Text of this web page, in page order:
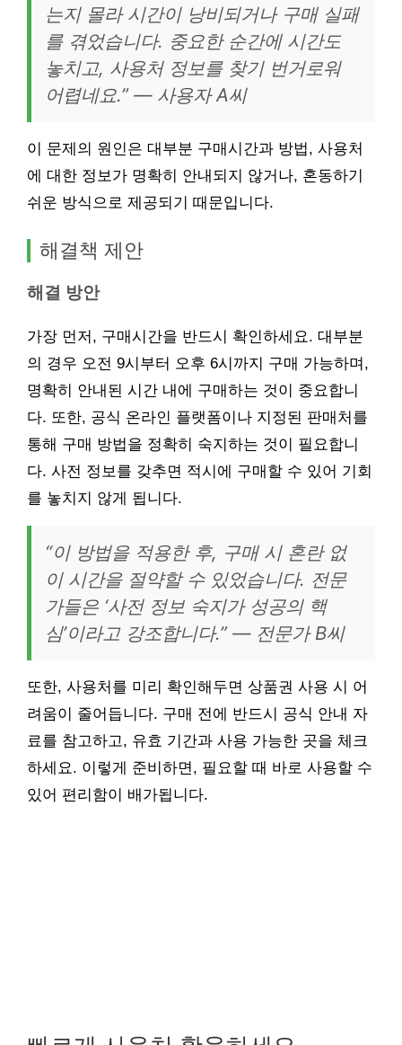
는지 몰라 시간이 낭비되거나 구매 실패
를 겪었습니다. 중요한 순간에 시간도
놓치고, 사용처 정보를 찾기 번거로워
어렵네요.” — 사용자 A씨
이 문제의 원인은 대부분 구매시간과 방법, 사용처
에 대한 정보가 명확히 안내되지 않거나, 혼동하기
쉬운 방식으로 제공되기 때문입니다.
해결책 제안
해결 방안
가장 먼저, 구매시간을 반드시 확인하세요. 대부분
의 경우 오전 9시부터 오후 6시까지 구매 가능하며,
명확히 안내된 시간 내에 구매하는 것이 중요합니
다. 또한, 공식 온라인 플랫폼이나 지정된 판매처를
통해 구매 방법을 정확히 숙지하는 것이 필요합니
다. 사전 정보를 갖추면 적시에 구매할 수 있어 기회
를 놓치지 않게 됩니다.
“이 방법을 적용한 후, 구매 시 혼란 없
이 시간을 절약할 수 있었습니다. 전문
가들은 ‘사전 정보 숙지가 성공의 핵
심’이라고 강조합니다.” — 전문가 B씨
또한, 사용처를 미리 확인해두면 상품권 사용 시 어
려움이 줄어듭니다. 구매 전에 반드시 공식 안내 자
료를 참고하고, 유효 기간과 사용 가능한 곳을 체크
하세요. 이렇게 준비하면, 필요할 때 바로 사용할 수
있어 편리함이 배가됩니다.